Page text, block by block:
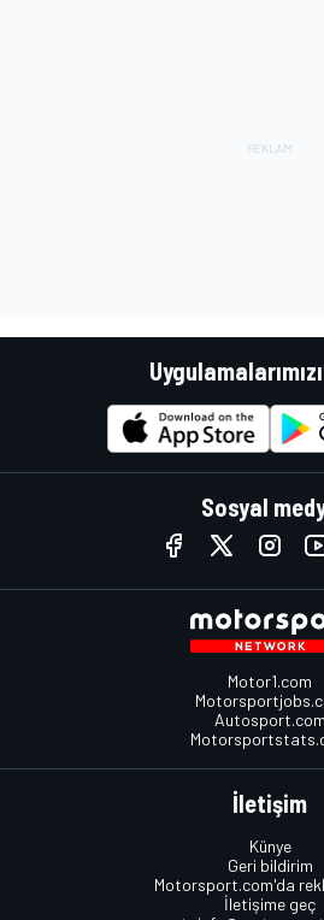
Sosyal
Motor1.com
Autosport.com
İletişim
Künye
Geri bildirim
Motorsport.com'da
İletişime geç